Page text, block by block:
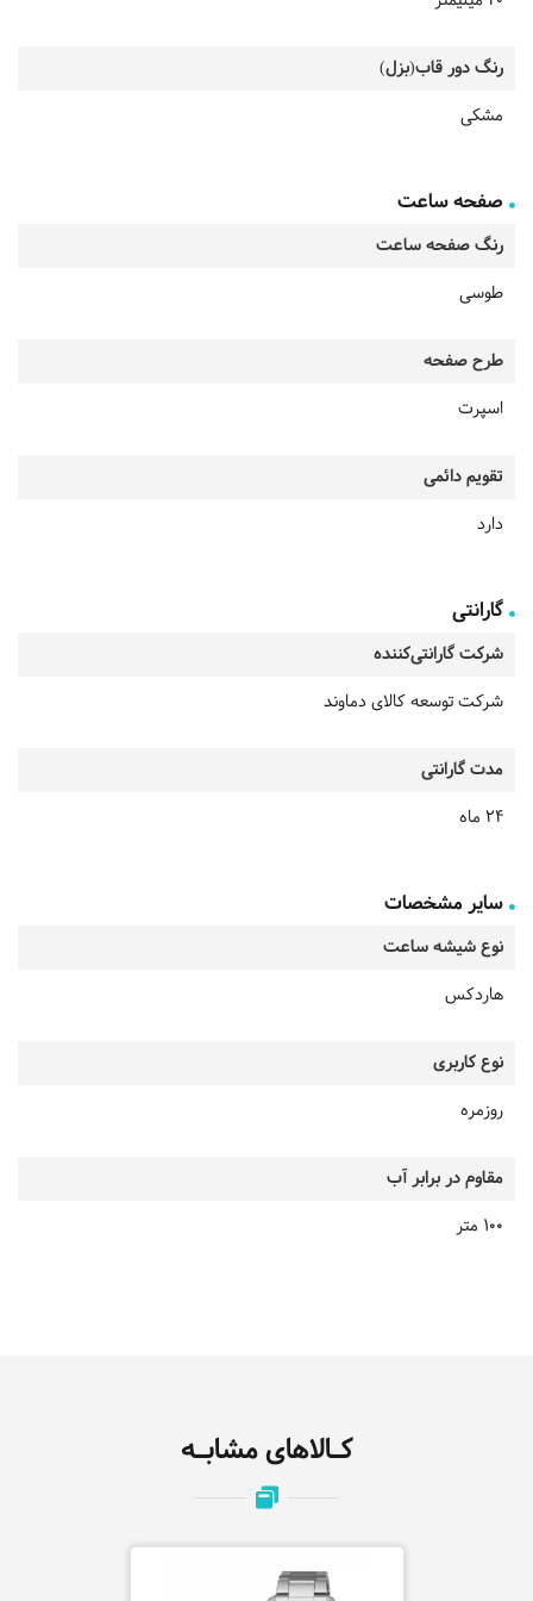
رنگ دور قاب(بزل)
مشکی
صفحه ساعت
رنگ صفحه ساعت
طوسی
طرح صفحه
اسپرت
تقویم دائمی
دارد
گارانتی
شرکت گارانتی‌کننده
شرکت توسعه کالای دماوند
مدت گارانتی
24 ماه
سایر مشخصات
نوع شیشه ساعت
هاردکس
نوع کاربری
روزمره
مقاوم در برابر آب
100 متر
کـالاهای مشابـه